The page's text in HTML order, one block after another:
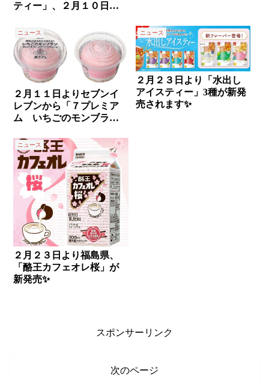
ティー」、２月１０日よ
クティー」が新発売✨
ニュース
２月１１日よりセブンイ
レブンから「７プレミア
ム いちごのモンブラ
ニュース
２月２３日より「水出し
アイスティー」3種が新発
売されます✨
ニュース
２月２３日より福島県、
「酪王カフェオレ桜」が
新発売✨
スポンサーリンク
次のページ